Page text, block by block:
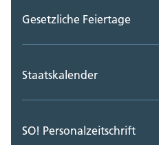
Gesetzliche Feiertage
Staatskalender
SO! Personalzeitschrift